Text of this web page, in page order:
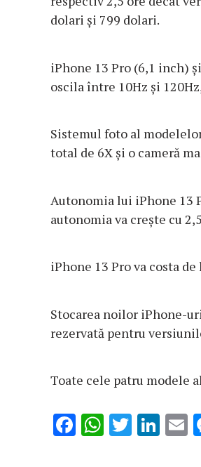
dolari şi 799 dolari.
iPhone 13 Pro (6,1 inch)
oscila între 10Hz şi
Sistemul foto al
total de 6X şi o cameră
Autonomia lui iPhone 13
autonomia va creşte cu
iPhone 13 Pro va costa
Stocarea noilor iPhone-
rezervată pentru
Toate cele patru modele
F W T Li E